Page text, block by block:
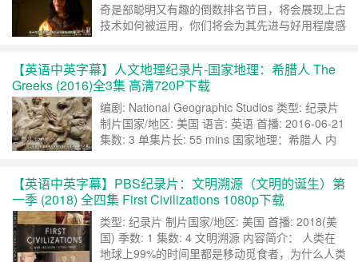
奇是部聪明又有趣的倒数排名节目，将会展现上古
技术如何被运用，你们将会为其先进与好用程度感
事，有过大规模的屠杀，全都只为了绝对权力，本
集的十大古代排名是古代世界的绝对独裁者。 微
博@纪录片之家字幕组 本集介……继续阅读 »
【英语中英字幕】人文地理纪录片-国家地理：希腊人 The
Greeks (2016)全3集 高清720P下载
编剧: National Geographic Studios 类型: 纪录片
制片国家/地区: 美国 语言: 英语 首播: 2016-06-21
集数: 3 单集片长: 55 mins 国家地理：希腊人 内
创作了戏剧来探索灵魂的最深处，并在体育和艺术
中捕捉到人类形态的完……继续阅读 »
【英语中英字幕】PBS纪录片：文明溯源（文明的诞生）第
一季 (2018) 全四集 First Civilizations 1080p下载
类型: 纪录片 制片国家/地区: 美国 首播: 2018(美
国) 季数: 1 集数: 4 文明溯源 内容简介： 人类在
地球上99%的时间里都是移动觅食者，为什么人类